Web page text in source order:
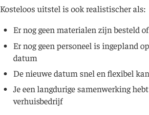
Kosteloos uitstel is ook realistischer als:
Er nog geen materialen zijn besteld
Er nog geen personeel is ingepland
datum
De nieuwe datum snel en flexibel
Je een langdurige samenwerking
verhuisbedrijf